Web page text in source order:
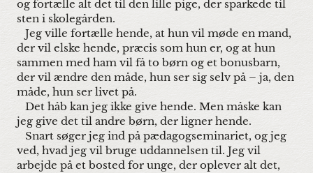
og fortælle alt det til den lille pige, der sparkede til
sten i skolegården.
Jeg ville fortælle hende, at hun vil møde en mand,
der vil elske hende, præcis som hun er, og at hun
sammen med ham vil få to børn og et bonusbarn,
der vil ændre den måde, hun ser sig selv på – ja, den
måde, hun ser livet på.
Det håb kan jeg ikke give hende. Men måske kan
jeg give det til andre børn, der ligner hende.
Snart søger jeg ind på pædagogseminariet, og jeg
ved, hvad jeg vil bruge uddannelsen til. Jeg vil
arbejde på et bosted for unge, der oplever alt det,